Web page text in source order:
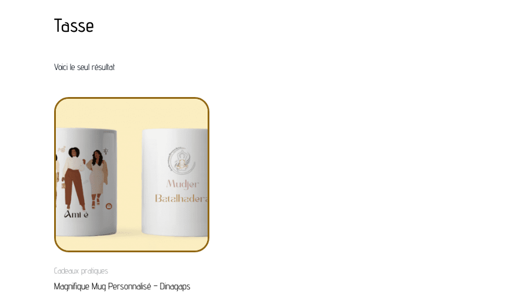
Tasse
Voici le seul résultat
Cadeaux pratiques
Magnifique Mug Personnalisé – Dinagaps